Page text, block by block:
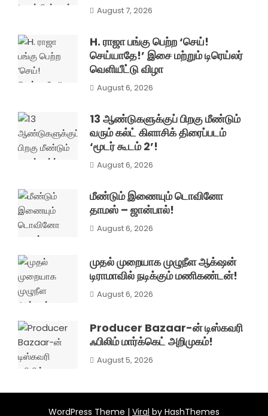
August 7, 2026
H. ராஜா பங்கு பெற்ற ‘செய்!
செய்யாதே!’ இசை மற்றும் டிரெய்லர்
வெளியீட்டு விழா
August 6, 2026
13 ஆண்டுகளுக்குப் பிறகு மீண்டும்
வரும் கல்ட் கிளாசிக் திரைப்படம்
‘மூடர் கூடம் 2’!
August 6, 2026
மீண்டும் இணையும் டொவினோ
தாமஸ் – ஜான்பால்!
August 6, 2026
முதல் முறையாக முழுநீள ஆக்‌ஷன்
டிராமாவில் நடிக்கும் மணிகண்டன்!
August 6, 2026
Producer Bazaar-ன் டிஸ்கவரி
ஃபிலிம் மார்க்கெட் அறிமுகம்!
August 5, 2026
WordPress Theme | Viral by HashThemes